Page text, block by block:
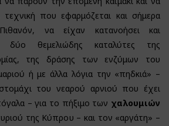
που εφαρμόζεται και σήμερα
να είχαν κατανοήσει και
δύο θεμελιώδης καταλύτες της
της δράσης των ενζύμων του
ή με άλλα λόγια την «πηδκιά» –
του νεαρού αρνιού που έχει
– για το πήξιμο των χαλουμιών
της Κύπρου – και τον «αργάτη» –